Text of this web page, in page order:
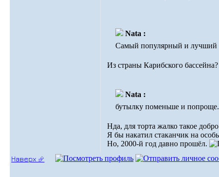
Nata :
Самый популярный и лучший
Из страны Карибского
Nata :
бутылку поменьше и
Нда, для торта жалко такое
Я бы накатил стаканчик на
Но, 2000-й год давно прошёл.
Наверх ⮵